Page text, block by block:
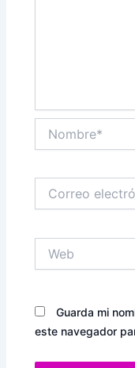
electrónico*
Guarda mi
este navegador